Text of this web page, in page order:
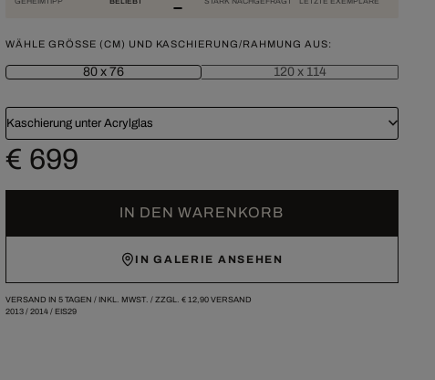
WÄHLE GRÖSSE (CM) UND KASCHIERUNG/RAHMUNG AUS:
80 x 76 120 x 114
Kaschierung unter Acrylglas
€ 699
IN DEN WARENKORB
IN GALERIE ANSEHEN
VERSAND IN 5 TAGEN / INKL. MWST. / ZZGL. € 12,90VERSAND
2013/ 2014/ EIS29